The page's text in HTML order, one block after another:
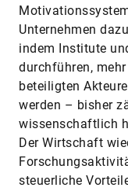
Unternehmen
indem Institute
durchführen,
beteiligten
werden – bisher
wissenschaftlich
Der Wirtschaft
steuerliche